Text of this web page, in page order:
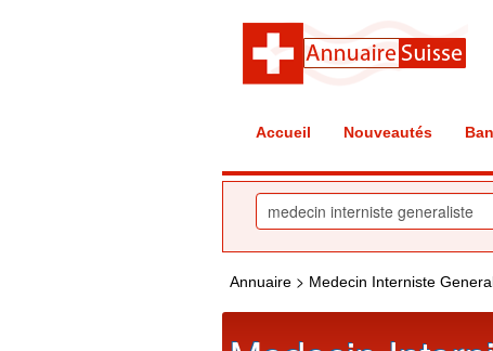
Accueil Nouveautés
Annuaire > Medecin Interniste